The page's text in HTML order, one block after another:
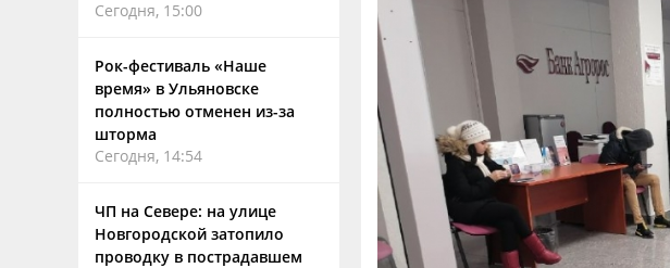
Сегодня, 15:00
Рок-фестиваль «Наше
время» в Ульяновске
полностью отменен из-за
шторма
Сегодня, 14:54
ЧП на Севере: на улице
Новгородской затопило
проводку в пострадавшем